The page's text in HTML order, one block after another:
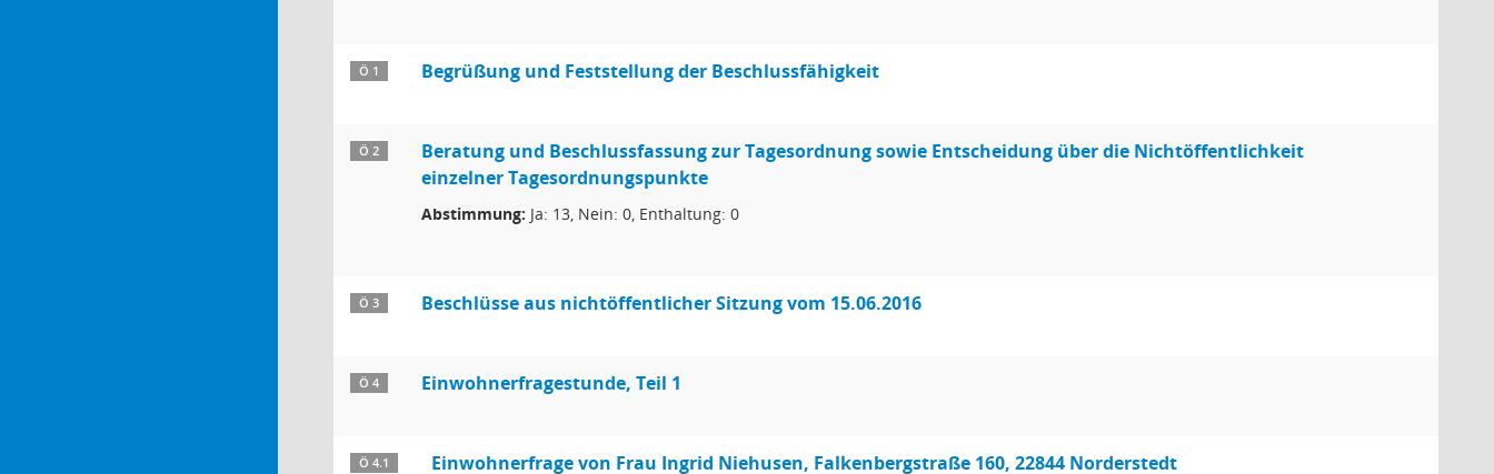
Ö 1 Begrüßung und Feststellung der Beschlussfähigkeit
Ö 2
Beratung und Beschlussfassung zur Tagesordnung sowie Entscheidung über die Nichtöffentlichkeit
einzelner Tagesordnungspunkte
Abstimmung: Ja: 13, Nein: 0, Enthaltung: 0
Ö 3 Beschlüsse aus nichtöffentlicher Sitzung vom 15.06.2016
Ö 4 Einwohnerfragestunde, Teil 1
Ö 4.1 Einwohnerfrage von Frau Ingrid Niehusen, Falkenbergstraße 160, 22844 Norderstedt